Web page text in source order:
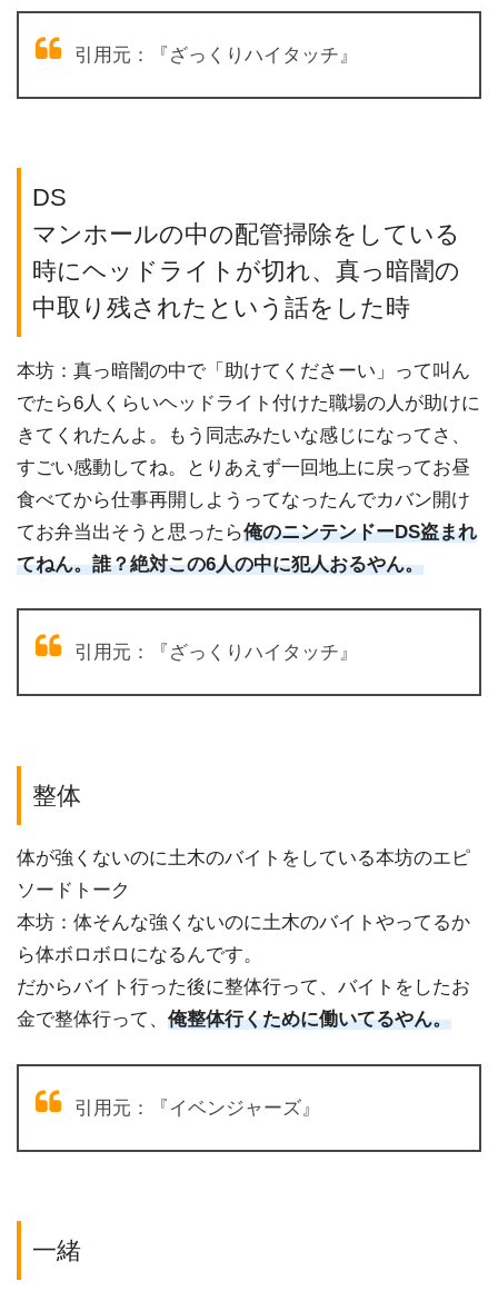
引用元：『ざっくりハイタッチ』
DS
マンホールの中の配管掃除をしている
時にヘッドライトが切れ、真っ暗闇の
中取り残されたという話をした時
本坊：真っ暗闇の中で「助けてくださーい」って叫ん
でたら6人くらいヘッドライト付けた職場の人が助けに
きてくれたんよ。もう同志みたいな感じになってさ、
すごい感動してね。とりあえず一回地上に戻ってお昼
食べてから仕事再開しようってなったんでカバン開け
てお弁当出そうと思ったら俺のニンテンドーDS盗まれ
てねん。誰？絶対この6人の中に犯人おるやん。
引用元：『ざっくりハイタッチ』
整体
体が強くないのに土木のバイトをしている本坊のエピ
ソードトーク
本坊：体そんな強くないのに土木のバイトやってるか
ら体ボロボロになるんです。
だからバイト行った後に整体行って、バイトをしたお
金で整体行って、 俺整体行くために働いてるやん。
引用元：『イベンジャーズ』
一緒